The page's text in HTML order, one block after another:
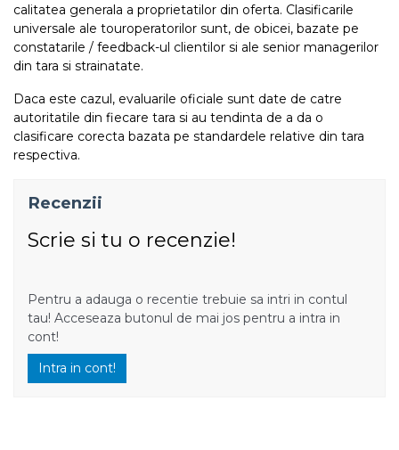
calitatea generala a proprietatilor din oferta. Clasificarile
universale ale touroperatorilor sunt, de obicei, bazate pe
constatarile / feedback-ul clientilor si ale senior managerilor
din tara si strainatate.
Daca este cazul, evaluarile oficiale sunt date de catre
autoritatile din fiecare tara si au tendinta de a da o
clasificare corecta bazata pe standardele relative din tara
respectiva.
Recenzii
Scrie si tu o recenzie!
Pentru a adauga o recentie trebuie sa intri in contul
tau! Acceseaza butonul de mai jos pentru a intra in
cont!
Intra in cont!